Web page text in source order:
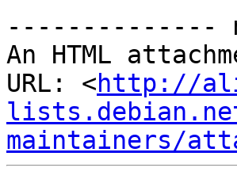
--------------
An HTML
URL: <http://
maintainers/